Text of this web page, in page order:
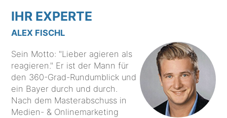
IHR EXPERTE
ALEX FISCHL
Sein Motto: "Lieber agieren als
reagieren." Er ist der Mann für
den 360-Grad-Rundumblick und
ein Bayer durch und durch.
Nach dem Masterabschuss in
Medien- & Onlinemarketing